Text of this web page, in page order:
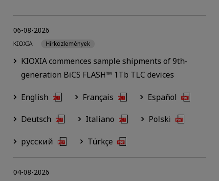
KIOXIA commences sample shipments of 9th-
generation BiCS FLASH™ 1Tb TLC devices
06-08-2026
KIOXIA Hírközlemények
English Français Español
Deutsch Italiano Polski
русский Türkçe
04-08-2026